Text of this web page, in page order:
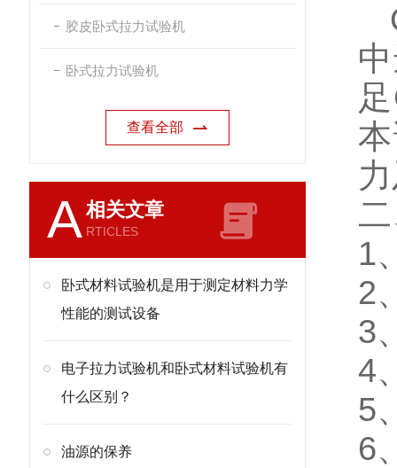
胶皮卧式拉力试验机
卧式拉力试验机
查看全部
A相关文章
RTICLES
卧式材料试验机是用于测定材料力学
性能的测试设备
电子拉力试验机和卧式材料试验机有
什么区别？
油源的保养
1
2
3
4
5
6